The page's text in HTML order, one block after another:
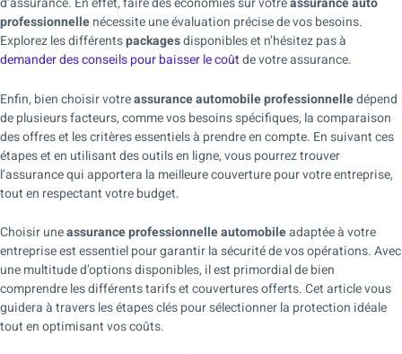
professionnellenécessite une évaluation précise de vos besoins.
Explorez les différentspackagesdisponibles et n’hésitez pas à
demander des conseils pour baisser le coûtde votre assurance.
Enfin, bien choisir votreassurance automobile professionnelledépend
de plusieurs facteurs, comme vos besoins spécifiques, la comparaison
des offres et les critères essentiels à prendre en compte. En suivant ces
étapes et en utilisant des outils en ligne, vous pourrez trouver
l’assurance qui apportera la meilleure couverture pour votre entreprise,
tout en respectant votre budget.
Choisir uneassurance professionnelle automobileadaptée à votre
entreprise est essentiel pour garantir la sécurité de vos opérations. Avec
une multitude d’options disponibles, il est primordial de bien
comprendre les différents tarifs et couvertures offerts. Cet article vous
guidera à travers les étapes clés pour sélectionner la protection idéale
tout en optimisant vos coûts.